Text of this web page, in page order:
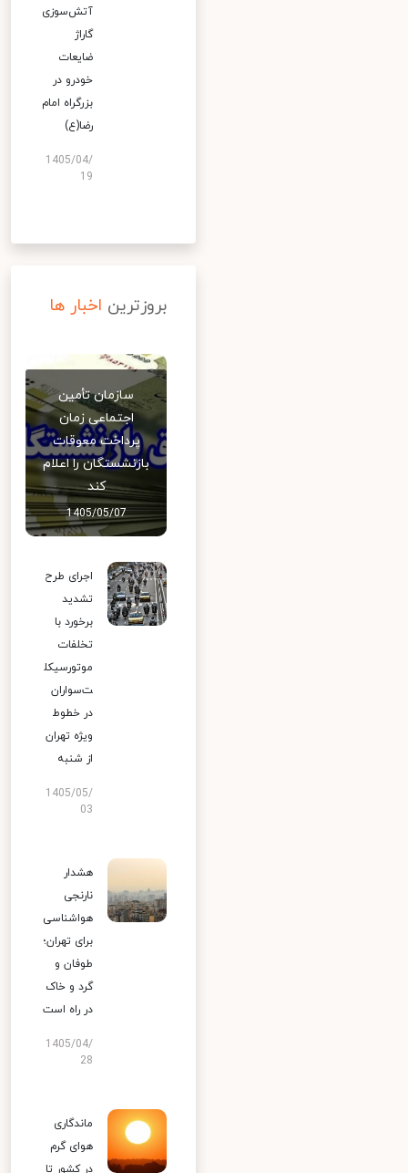
آتش‌سوزی
گاراژ
ضایعات
خودرو در
بزرگراه امام
رضا(ع)
1405/04/
19
بروزترین اخبار ها
سازمان تأمین
اجتماعی زمان
پرداخت معوقات
بازنشستگان را اعلام
کند
1405/05/07
اجرای طرح
تشدید
برخورد با
تخلفات
موتورسیکل
ت‌سواران
در خطوط
ویژه تهران
از شنبه
1405/05/
03
هشدار
نارنجی
هواشناسی
برای تهران؛
طوفان و
گرد و خاک
در راه است
1405/04/
28
ماندگاری
هوای گرم
در کشور تا